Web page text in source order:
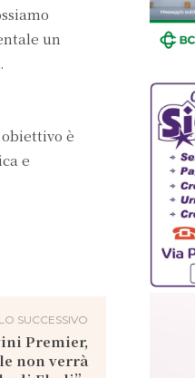
un
è
e
SUCCESSIVO
Premier,
non verrà